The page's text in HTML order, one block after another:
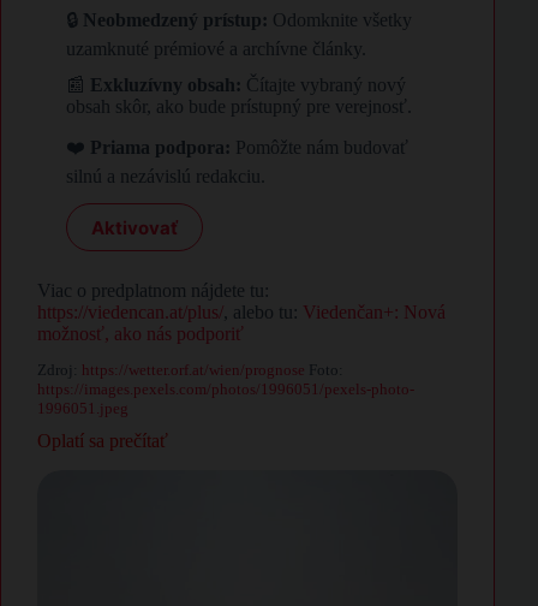
🔒 Neobmedzený prístup: Odomknite všetky
uzamknuté prémiové a archívne články.
📰
Exkluzívny obsah: Čítajte vybraný nový
obsah skôr, ako bude prístupný pre verejnosť.
❤️ Priama podpora: Pomôžte nám budovať
silnú a nezávislú redakciu.
Aktivovať
Viac o predplatnom nájdete tu:
https://viedencan.at/plus/, alebo tu: Viedenčan+: Nová
možnosť, ako nás podporiť
Zdroj: https://wetter.orf.at/wien/prognose Foto:
https://images.pexels.com/photos/1996051/pexels-photo-
1996051.jpeg
Oplatí sa prečítať